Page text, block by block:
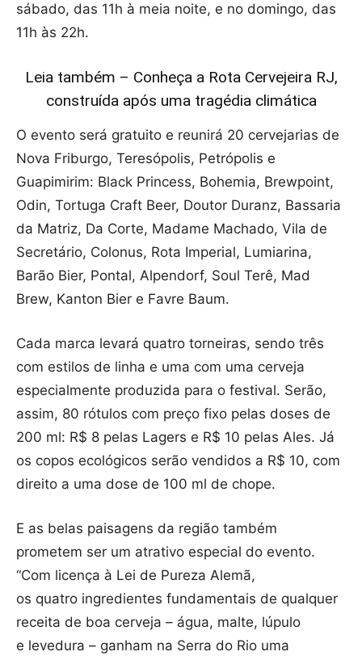
sábado, das 11h à meia noite, e no domingo, das
11h às 22h.
Leia também – Conheça a Rota Cervejeira RJ,
construída após uma tragédia climática
O evento será gratuito e reunirá 20 cervejarias de
Nova Friburgo, Teresópolis, Petrópolis e
Guapimirim: Black Princess, Bohemia, Brewpoint,
Odin, Tortuga Craft Beer, Doutor Duranz, Bassaria
da Matriz, Da Corte, Madame Machado, Vila de
Secretário, Colonus, Rota Imperial, Lumiarina,
Barão Bier, Pontal, Alpendorf, Soul Terê, Mad
Brew, Kanton Bier e Favre Baum.
Cada marca levará quatro torneiras, sendo três
com estilos de linha e uma com uma cerveja
especialmente produzida para o festival. Serão,
assim, 80 rótulos com preço fixo pelas doses de
200 ml: R$ 8 pelas Lagers e R$ 10 pelas Ales. Já
os copos ecológicos serão vendidos a R$ 10, com
direito a uma dose de 100 ml de chope.
E as belas paisagens da região também
prometem ser um atrativo especial do evento.
“Com licença à Lei de Pureza Alemã,
os quatro ingredientes fundamentais de qualquer
receita de boa cerveja – água, malte, lúpulo
e levedura – ganham na Serra do Rio uma